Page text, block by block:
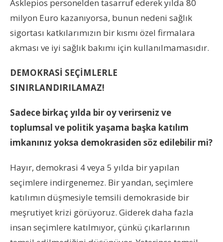
Asklepios personelden tasarruf ederek yılda 80
milyon Euro kazanıyorsa, bunun nedeni sağlık
sigortası katkılarımızın bir kısmı özel firmalara
akması ve iyi sağlık bakımı için kullanılmamasıdır.
DEMOKRASİ SEÇİMLERLE
SINIRLANDIRILAMAZ!
Sadece birkaç yılda bir oy verirseniz ve
toplumsal ve politik yaşama başka katılım
imkanınız yoksa demokrasiden söz edilebilir mi?
Hayır, demokrasi 4 veya 5 yılda bir yapılan
seçimlere indirgenemez. Bir yandan, seçimlere
katılımın düşmesiyle temsili demokraside bir
meşrutiyet krizi görüyoruz. Giderek daha fazla
insan seçimlere katılmıyor, çünkü çıkarlarının